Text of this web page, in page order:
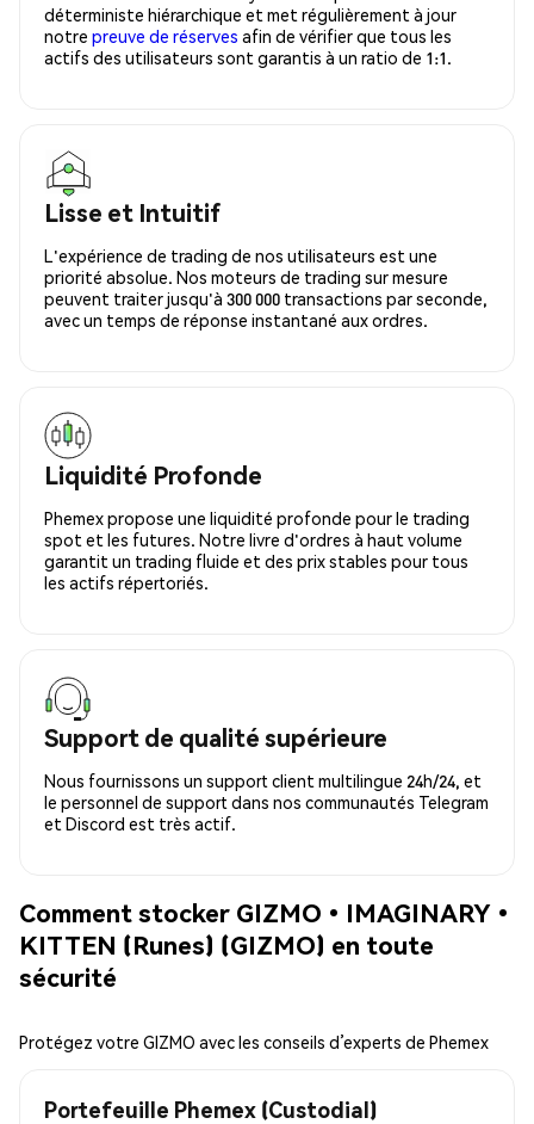
déterministe hiérarchique et met régulièrement à jour
notre preuve de réserves afin de vérifier que tous les
actifs des utilisateurs sont garantis à un ratio de 1:1.
Lisse et Intuitif
L'expérience de trading de nos utilisateurs est une
priorité absolue. Nos moteurs de trading sur mesure
peuvent traiter jusqu'à 300 000 transactions par seconde,
avec un temps de réponse instantané aux ordres.
Liquidité Profonde
Phemex propose une liquidité profonde pour le trading
spot et les futures. Notre livre d'ordres à haut volume
garantit un trading fluide et des prix stables pour tous
les actifs répertoriés.
Support de qualité supérieure
Nous fournissons un support client multilingue 24h/24, et
le personnel de support dans nos communautés Telegram
et Discord est très actif.
Comment stocker GIZMO•IMAGINARY•
KITTEN (Runes) (GIZMO) en toute
sécurité
Protégez votre GIZMO avec les conseils d’experts de Phemex
Portefeuille Phemex (Custodial)